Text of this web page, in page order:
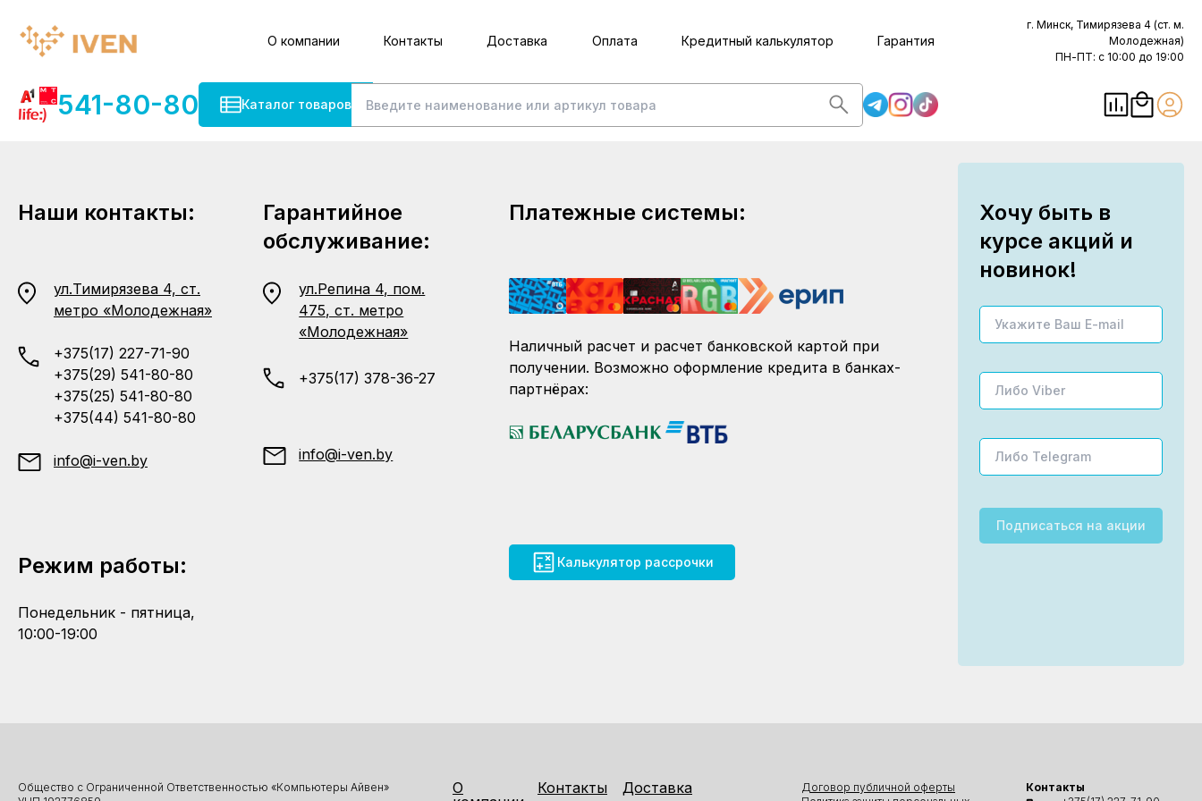
О компании Контакты Доставка Оплата Кредитный калькулятор Гарантия
г. Минск, Тимирязева 4 (ст. м.
Молодежная)
ПН-ПТ: с 10:00 до 19:00
541-80-80 Каталог товаров
Наши контакты:
ул.Тимирязева 4, ст.
метро «Молодежная»
+375(17) 227-71-90
+375(29) 541-80-80
+375(25) 541-80-80
+375(44) 541-80-80
info@i-ven.by
Гарантийное
обслуживание:
ул.Репина 4, пом.
475, ст. метро
«Молодежная»
+375(17) 378-36-27
info@i-ven.by
Платежные системы:
Наличный расчет и расчет банковской картой при
получении. Возможно оформление кредита в банках-
партнёрах:
Режим работы:
Понедельник - пятница,
10:00-19:00
Калькулятор рассрочки
Хочу быть в
курсе акций и
новинок!
Подписаться на акции
Общество с Ограниченной Ответственностью «Компьютеры Айвен»
О
Контакты Доставка
Договор публичной оферты
Контакты